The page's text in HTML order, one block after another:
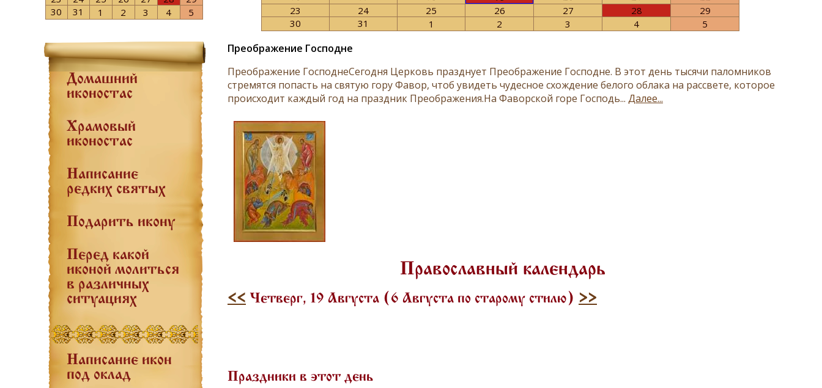
30
31 1 2 3 4 5
Домашний
иконостас
Храмовый
иконостас
Написание
редких святых
Подарить икону
Перед какой
иконой молиться
в различных
ситуациях
Написание икон
под оклад
23
24 25 26 27 28
29
30
31 1 2 3 4 5
Преображение Господне
Преображение ГосподнеСегодня Церковь празднует Преображение Господне. В этот день тысячи паломников
стремятся попасть на святую гору Фавор, чтоб увидеть чудесное схождение белого облака на рассвете, которое
происходит каждый год на праздник Преображения.На Фаворской горе Господь... Далее...
Православный календарь
<< Четверг, 19 Августа (6 Августа по старому стилю) >>
Праздники в этот день